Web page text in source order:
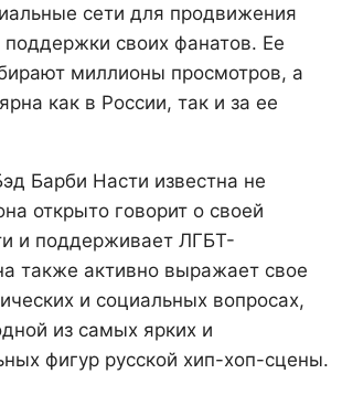
сети для продвижения
своих фанатов. Ее
миллионы просмотров, а
как в России, так и за ее
Барби Насти известна не
открыто говорит о своей
и поддерживает ЛГБТ-
также активно выражает свое
и социальных вопросах,
из самых ярких и
фигур русской хип-хоп-сцены.